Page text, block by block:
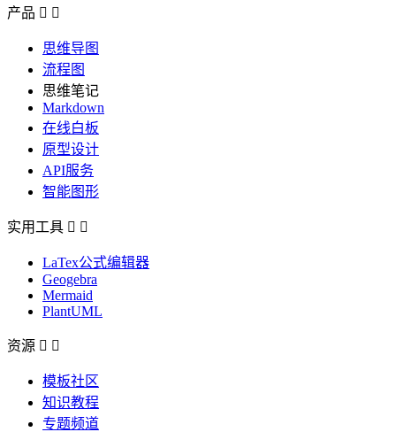
产品  
思维导图
流程图
思维笔记
Markdown
在线白板
原型设计
API服务
智能图形
实用工具  
LaTex公式编辑器
Geogebra
Mermaid
PlantUML
资源  
模板社区
知识教程
专题频道